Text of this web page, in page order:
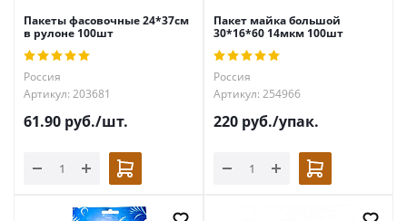
Пакеты фасовочные 24*37см
в рулоне 100шт
Россия
Артикул: 203681
61.90 руб./шт.
Пакет майка большой
30*16*60 14мкм 100шт
Россия
Артикул: 254966
220 руб./упак.